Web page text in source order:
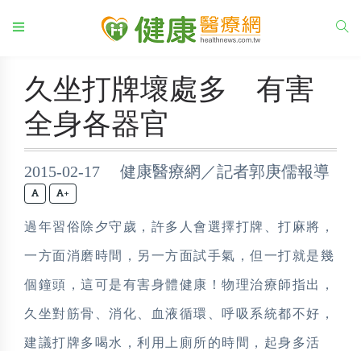
久坐打牌壞處多 有害
全身各器官
2015-02-17 健康醫療網／記者郭庚儒報導
+
過年習俗除夕守歲，許多人會選擇打牌、打麻將，
一方面消磨時間，另一方面試手氣，但一打就是幾
個鐘頭，這可是有害身體健康！物理治療師指出，
久坐對筋骨、消化、血液循環、呼吸系統都不好，
建議打牌多喝水，利用上廁所的時間，起身多活